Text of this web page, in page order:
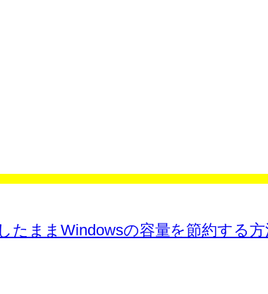
たままWindowsの容量を節約する